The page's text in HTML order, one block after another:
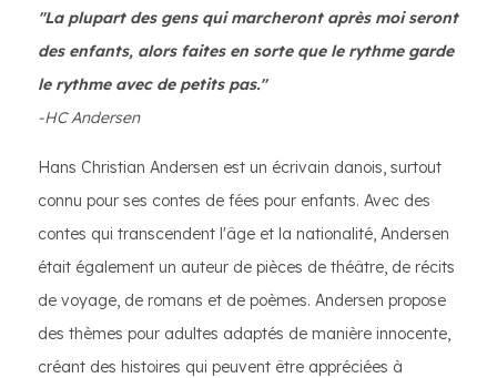
"La plupart des gens qui marcheront après moi seront
des enfants, alors faites en sorte que le rythme garde
le rythme avec de petits pas."
-HC Andersen
Hans Christian Andersen est un écrivain danois, surtout
connu pour ses contes de fées pour enfants. Avec des
contes qui transcendent l'âge et la nationalité, Andersen
était également un auteur de pièces de théâtre, de récits
de voyage, de romans et de poèmes. Andersen propose
des thèmes pour adultes adaptés de manière innocente,
créant des histoires qui peuvent être appréciées à